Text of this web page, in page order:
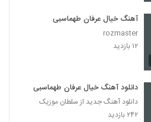
آهنگ خیال عرفان طهماسبی
rozmaster
۱۲ بازدید
دانلود آهنگ خیال عرفان طهماسبی
دانلود آهنگ جدید از سلطان موزیک
۲۴۲ بازدید